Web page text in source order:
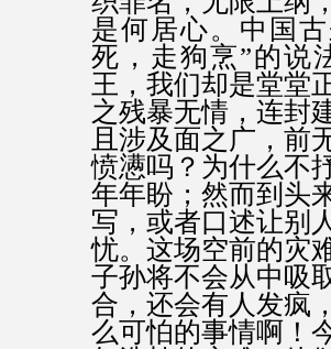
是何居心。中国
死，走狗烹”的说
王，我们却是堂堂
之残暴无情，连封
且涉及面之广，前
愤懑吗？为什么不
年年盼；然而到头
写，或者口述让别
忧。这场空前的灾
子孙将不会从中吸
合，还会有人发疯
么可怕的事情啊！